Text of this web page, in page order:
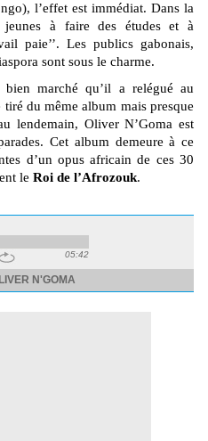
l’effet est immédiat. Dans la
jeunes à faire des études et à
paie’’. Les publics gabonais,
sont sous le charme.
marché qu’il a relégué au
du même album mais presque
lendemain, Oliver N’Goma est
Cet album demeure à ce
d’un opus africain de ces 30
le Roi de l’Afrozouk.